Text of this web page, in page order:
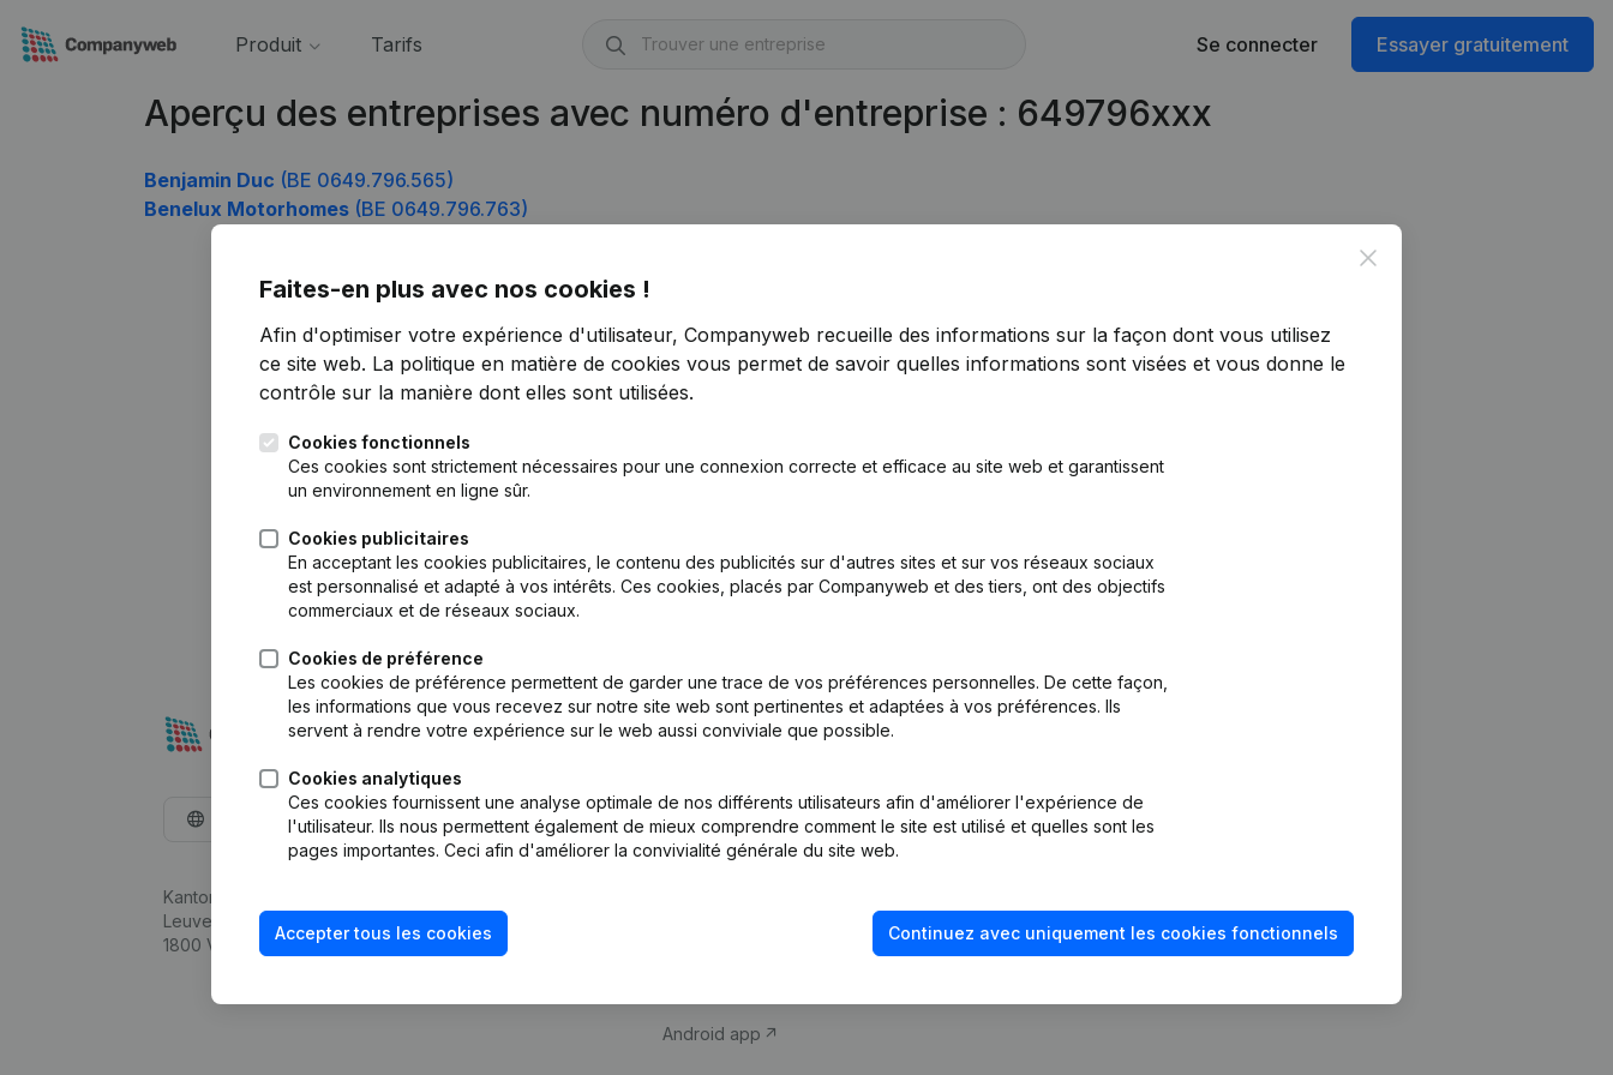
Produit Tarifs Se connecter Essayer gratuitement
Aperçu des entreprises avec numéro d'entreprise : 649796xxx
Benjamin Duc (BE 0649.796.565)
Benelux Motorhomes (BE 0649.796.763)
Close
Faites-en plus avec nos cookies !
Afin d'optimiser votre expérience d'utilisateur, Companyweb recueille des informations sur la façon dont vous utilisez
ce site web. La politique en matière de cookies vous permet de savoir quelles informations sont visées et vous donne le
contrôle sur la manière dont elles sont utilisées.
Cookies fonctionnels
Ces cookies sont strictement nécessaires pour une connexion correcte et efficace au site web et garantissent
un environnement en ligne sûr.
Cookies publicitaires
En acceptant les cookies publicitaires, le contenu des publicités sur d'autres sites et sur vos réseaux sociaux
est personnalisé et adapté à vos intérêts. Ces cookies, placés par Companyweb et des tiers, ont des objectifs
commerciaux et de réseaux sociaux.
Cookies de préférence
Les cookies de préférence permettent de garder une trace de vos préférences personnelles. De cette façon,
les informations que vous recevez sur notre site web sont pertinentes et adaptées à vos préférences. Ils
servent à rendre votre expérience sur le web aussi conviviale que possible.
Cookies analytiques
Ces cookies fournissent une analyse optimale de nos différents utilisateurs afin d'améliorer l'expérience de
l'utilisateur. Ils nous permettent également de mieux comprendre comment le site est utilisé et quelles sont les
pages importantes. Ceci afin d'améliorer la convivialité générale du site web.
Accepter tous les cookies Continuez avec uniquement les cookies fonctionnels
Français
Kantorenpark Everest
Leuvensesteenweg 248D,
1800 Vilvoorde
Produit
d’entreprise
Monitoring
Android app
fraude
Consulter des comptes annuels
Vérification de la solvabilité